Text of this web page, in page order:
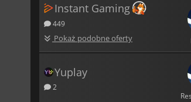
Instant Gaming
449
Pokaż podobne oferty
Yuplay
2